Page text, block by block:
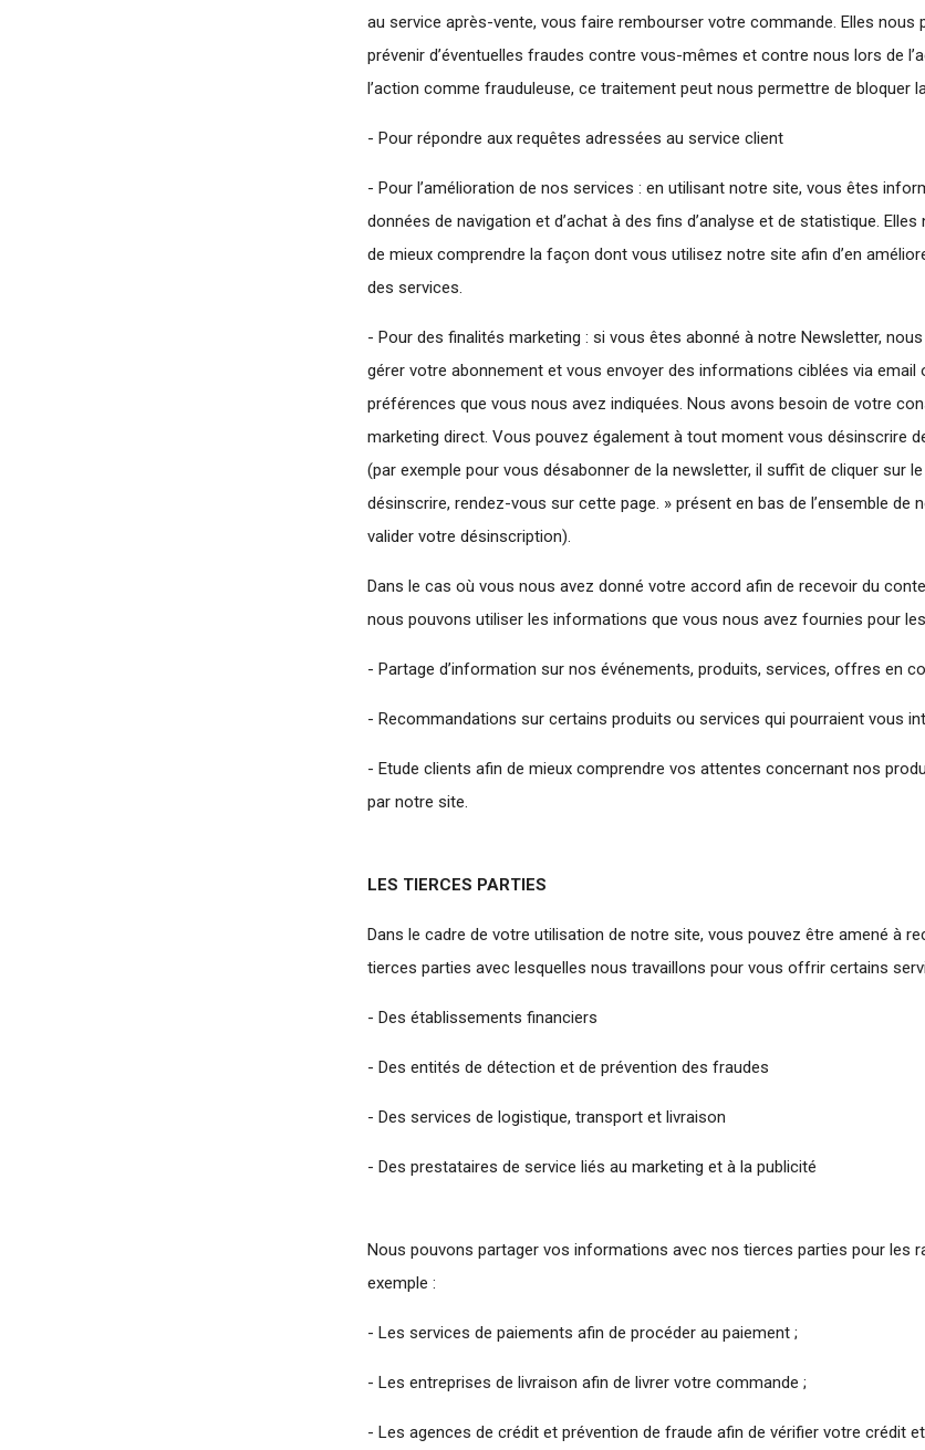
au service après-vente, vous faire rembourser votre commande. Elles nous
prévenir d’éventuelles fraudes contre vous-mêmes et contre nous lors de
l’action comme frauduleuse, ce traitement peut nous permettre de bloquer
- Pour répondre aux requêtes adressées au service client
- Pour l’amélioration de nos services : en utilisant notre site, vous êtes
données de navigation et d’achat à des fins d’analyse et de statistique.
de mieux comprendre la façon dont vous utilisez notre site afin d’en
des services.
- Pour des finalités marketing : si vous êtes abonné à notre Newsletter,
gérer votre abonnement et vous envoyer des informations ciblées via email
préférences que vous nous avez indiquées. Nous avons besoin de votre
marketing direct. Vous pouvez également à tout moment vous désinscrire
(par exemple pour vous désabonner de la newsletter, il suffit de cliquer sur
désinscrire, rendez-vous sur cette page. » présent en bas de l’ensemble de
valider votre désinscription).
Dans le cas où vous nous avez donné votre accord afin de recevoir du
nous pouvons utiliser les informations que vous nous avez fournies pour
- Partage d’information sur nos événements, produits, services, offres en
- Recommandations sur certains produits ou services qui pourraient vous
- Etude clients afin de mieux comprendre vos attentes concernant nos
par notre site.
LES TIERCES PARTIES
Dans le cadre de votre utilisation de notre site, vous pouvez être amené à
tierces parties avec lesquelles nous travaillons pour vous offrir certains
- Des établissements financiers
- Des entités de détection et de prévention des fraudes
- Des services de logistique, transport et livraison
- Des prestataires de service liés au marketing et à la publicité
Nous pouvons partager vos informations avec nos tierces parties pour les
exemple :
- Les services de paiements afin de procéder au paiement ;
- Les entreprises de livraison afin de livrer votre commande ;
- Les agences de crédit et prévention de fraude afin de vérifier votre crédit